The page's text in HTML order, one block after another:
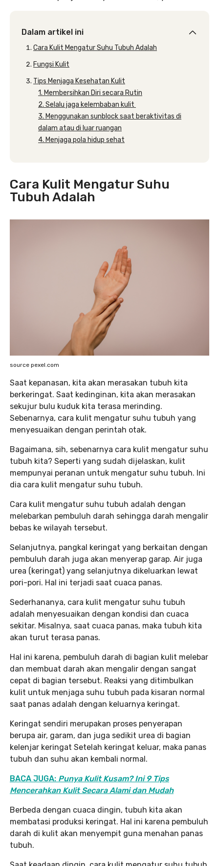
Dalam artikel ini
Cara Kulit Mengatur Suhu Tubuh Adalah
Fungsi Kulit
Tips Menjaga Kesehatan Kulit
1. Membersihkan Diri secara Rutin
2. Selalu jaga kelembaban kulit
3. Menggunakan sunblock saat beraktivitas di
dalam atau di luar ruangan
4. Menjaga pola hidup sehat
Cara Kulit Mengatur Suhu
Tubuh Adalah
source pexel.com
Saat kepanasan, kita akan merasakan tubuh kita
berkeringat. Saat kedinginan, kita akan merasakan
sekujur bulu kuduk kita terasa merinding.
Sebenarnya, cara kulit mengatur suhu tubuh yang
menyesuaikan dengan perintah otak.
Bagaimana, sih, sebenarnya cara kulit mengatur suhu
tubuh kita? Seperti yang sudah dijelaskan, kulit
mempunyai peranan untuk mengatur suhu tubuh. Ini
dia cara kulit mengatur suhu tubuh.
Cara kulit mengatur suhu tubuh adalah dengan
melebarkan pembuluh darah sehingga darah mengalir
bebas ke wilayah tersebut.
Selanjutnya, pangkal keringat yang berkaitan dengan
pembuluh darah juga akan menyerap garap. Air juga
urea (keringat) yang selanjutnya dikeluarkan lewat
pori-pori. Hal ini terjadi saat cuaca panas.
Sederhananya, cara kulit mengatur suhu tubuh
adalah menyesuaikan dengan kondisi dan cuaca
sekitar. Misalnya, saat cuaca panas, maka tubuh kita
akan turut terasa panas.
Hal ini karena, pembuluh darah di bagian kulit melebar
dan membuat darah akan mengalir dengan sangat
cepat di bagian tersebut. Reaksi yang ditimbulkan
kulit untuk menjaga suhu tubuh pada kisaran normal
saat panas adalah dengan keluarnya keringat.
Keringat sendiri merupakan proses penyerapan
berupa air, garam, dan juga sedikit urea di bagian
kelenjar keringat Setelah keringat keluar, maka panas
tubuh dan suhu akan kembali normal.
BACA JUGA: Punya Kulit Kusam? Ini 9 Tips
Mencerahkan Kulit Secara Alami dan Mudah
Berbeda dengan cuaca dingin, tubuh kita akan
membatasi produksi keringat. Hal ini karena pembuluh
darah di kulit akan menyempit guna menahan panas
tubuh.